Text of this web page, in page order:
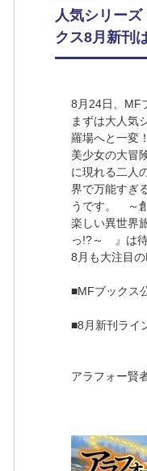
人気シリー
クス8月新刊
8月24日、MF
まずは大人気
羅場へと一変
美少女の大冒
に現れる二人
界で万能すぎ
うです。 ～
楽しい異世界
っ!?～ 』は待
8月も大注目
■MFブックス
■8月新刊ライ
アラフォー賢